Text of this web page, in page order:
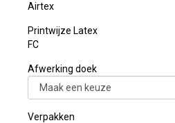
Airtex
Printwijze Latex
FC
Afwerking doek
Verpakken